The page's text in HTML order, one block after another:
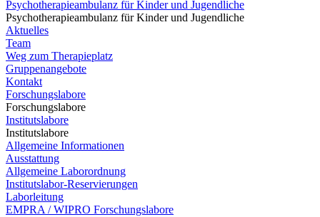
Psychotherapieambulanz für Kinder und Jugendliche
Psychotherapieambulanz für Kinder und Jugendliche
Aktuelles
Team
Weg zum Therapieplatz
Gruppenangebote
Kontakt
Forschungslabore
Forschungslabore
Institutslabore
Institutslabore
Allgemeine Informationen
Ausstattung
Allgemeine Laborordnung
Institutslabor-Reservierungen
Laborleitung
EMPRA / WIPRO Forschungslabore